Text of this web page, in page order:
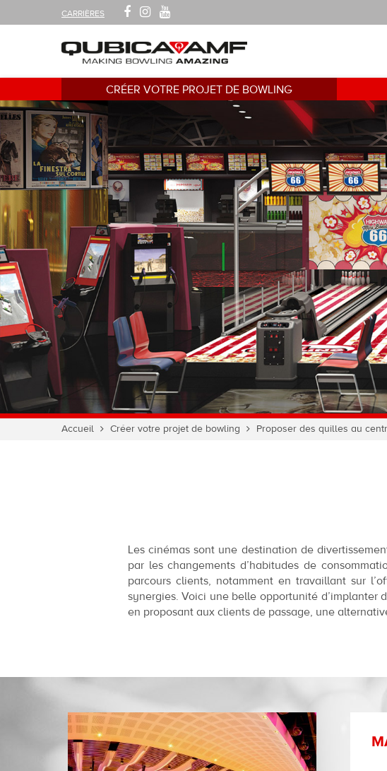
CARRIÈRES
SUIVEZ-
NOUS
FACEBOOKINSTAGRAM
Navigation
CRÉER VOTRE PROJET DE BOWLING
Vous
Accueil Créer votre projet de bowling Proposer des quilles au
Les cinémas sont une destination de
par les changements d’habitudes de
parcours clients, notamment en travaillant sur
synergies. Voici une belle opportunité d’implanter
en proposant aux clients de passage, une